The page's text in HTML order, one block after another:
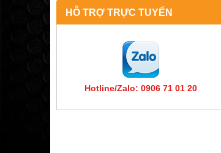
HỖ TRỢ TRỰC TUYẾN
Hotline/Zalo: 0906 71 01 20